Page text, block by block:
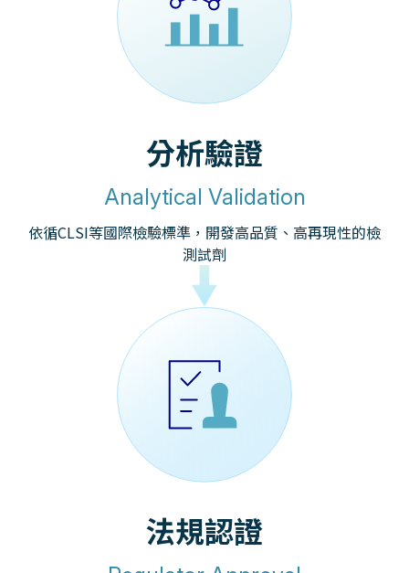
分析驗證
Analytical Validation
依循CLSI等國際檢驗標準，開發高品質、高再現性的檢
測試劑
法規認證